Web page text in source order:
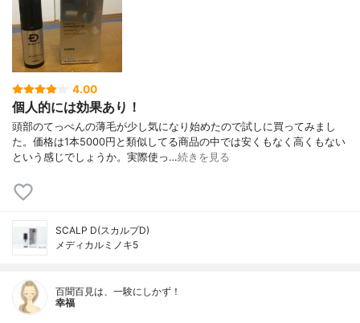
4.00
個人的には効果あり！
頭部のてっぺんの薄毛が少し気になり始めたので試しに買ってみまし
た。価格は1本5000円と類似してる商品の中では安くもなく高くもない
という感じでしょうか。実際使っ…続きを見る
SCALP D(スカルプD)
メディカルミノキ5
百聞百見は、一験にしかず！
幸福